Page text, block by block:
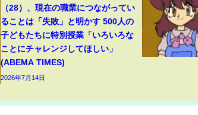
（28）、現在の職業につながってい
ることは「失敗」と明かす 500人の
子どもたちに特別授業「いろいろな
ことにチャレンジしてほしい」
(ABEMA TIMES)
2026年7月14日